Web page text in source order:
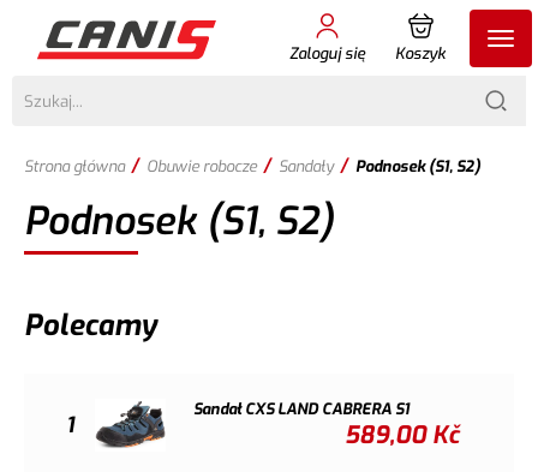
Zaloguj się Koszyk
Strona główna / Obuwie robocze / Sandały / Podnosek (S1, S2)
Podnosek (S1, S2)
Polecamy
1
Sandał CXS LAND CABRERA S1
589,00Kč